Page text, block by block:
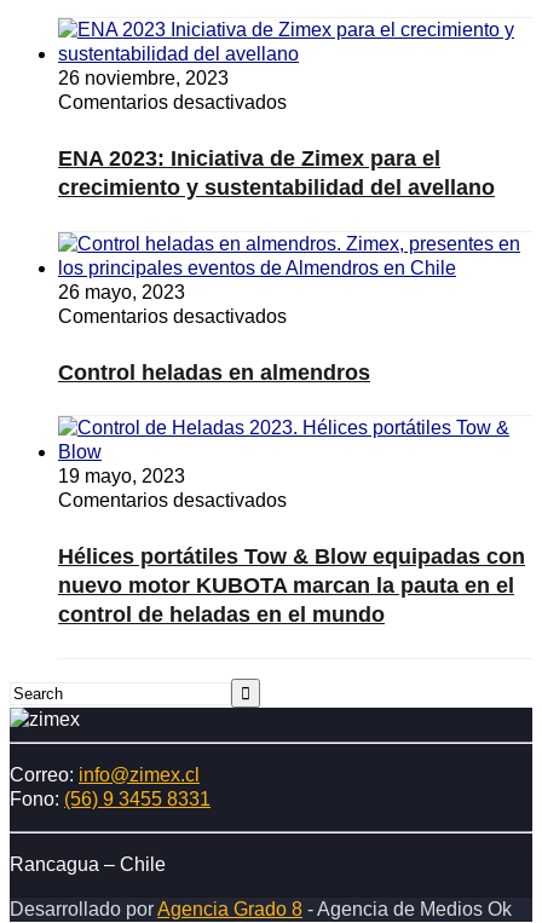
para
la
26 noviembre, 2023
Comentarios desactivadosen
2023:
Iniciativa
de
para
el
y
del
ENA 2023: Iniciativa de Zimex para el
crecimiento y sustentabilidad del avellano
26 mayo, 2023
Comentarios desactivadosen
heladas
en
Control heladas en almendros
19 mayo, 2023
Comentarios desactivadosen
portátiles
Tow
&
Blow
KUBOTA
en
de
Hélices portátiles Tow & Blow equipadas con
nuevo motor KUBOTA marcan la pauta en el
control de heladas en el mundo
Correo: info@zimex.cl
Fono: (56) 9 3455 8331
Rancagua – Chile
Desarrollado porAgencia Grado 8 - Agencia de Medios Ok